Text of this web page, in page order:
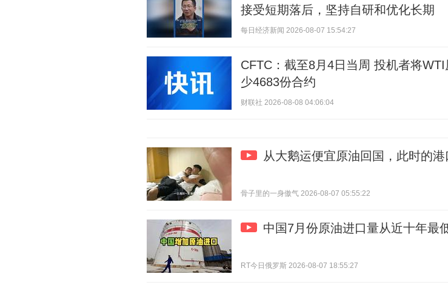
接受短期落后，坚持自研和优化长期
每日经济新闻 2026-08-07 15:54:27
CFTC：截至8月4日当周 投机者将
少4683份合约
财联社 2026-08-08 04:06:04
从大鹅运便宜原油回国，此时的
骨子里的一身傲气 2026-08-07 05:55:22
中国7月份原油进口量从近十年最
RT今日俄罗斯 2026-08-07 18:55:27